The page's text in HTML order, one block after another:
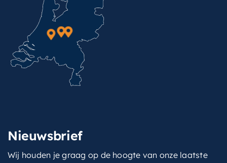
Nieuwsbrief
Wij houden je graag op de hoogte van onze laatste